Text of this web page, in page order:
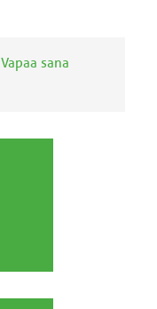
Vapaa sana